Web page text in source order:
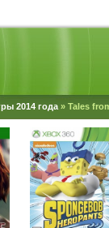
2014 года» Tales